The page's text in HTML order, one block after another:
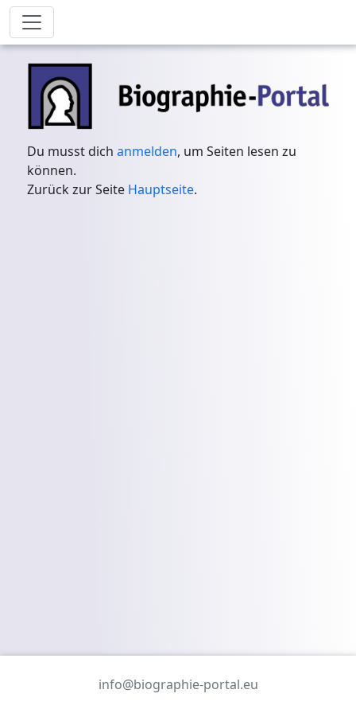
Du musst dichanmelden, um Seiten lesen zu
können.
Zurück zur Seite Hauptseite.
info@biographie-portal.eu